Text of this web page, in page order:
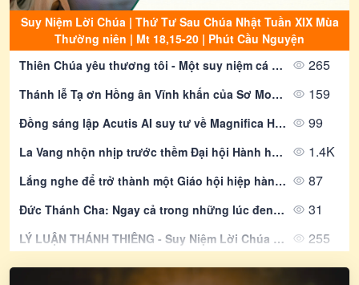
Suy Niệm Lời Chúa | Thứ Tư Sau Chúa Nhật Tuần XIX Mùa
Thường niên | Mt 18,15-20 | Phút Cầu Nguyện
Thiên Chúa yêu thương tôi - Một suy niệm cá nhân về tình yêu vô điều kiện của Chúa Cha
265
Thánh lễ Tạ ơn Hồng ân Vĩnh khấn của Sơ Monica Đỗ Thị Kim Nhi tại Giáo xứ Mỹ Hảo 159
Đồng sáng lập Acutis AI suy tư về Magnifica Humanitas và lời mời gọi của Đức Giáo Hoàng đối với các môn đệ trong thời đại kỹ thuật số 99
La Vang nhộn nhịp trước thềm Đại hội Hành hương Đức Mẹ La Vang lần thứ 32 1.4K
Lắng nghe để trở thành một Giáo hội hiệp hành: Những điểm học hỏi từ phương pháp luận của Thượng Hội đồng 2021–2024 và kinh nghiệm châu Á 87
Đức Thánh Cha: Ngay cả trong những lúc đen tối nhất, Chúa Giêsu cũng không bỏ rơi chúng ta 31
LÝ LUẬN THÁNH THIÊNG - Suy Niệm Lời Chúa | Thứ Ba Sau Chúa Nhật Tuần XIX Mùa Thường Niên | Mt 18, 1-5. 10. 12-14 | Lm Gioan Lê Quang Tuyến 255
SINH NHIỀU HOA TRÁI - Suy Niệm Lời Chúa | Thứ Hai Sau Chúa Nhật Tuần XIX Mùa Thường Niên - LỄ THÁNH LÔRENSÔ, PHÓ TẾ, TỬ ÐẠO - Lễ Kính | Ga 12, 24-26 | Lm Gioan Lê Quang Tuyến 379